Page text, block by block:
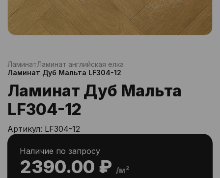
ЛаминатЛаминат английская елка
Ламинат Дуб Мальта LF304-12
Ламинат Дуб Мальта
LF304-12
Артикул: LF304-12
2390.00 ₽ /м²
Наличие по запросу